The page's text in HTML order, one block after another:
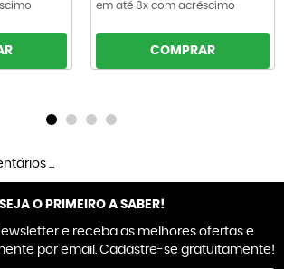
em até 8x com acréscimo
COMPRAR
...
SEJA O PRIMEIRO A SABER!
e receba as melhores ofertas e
por email. Cadastre-se gratuitamente!